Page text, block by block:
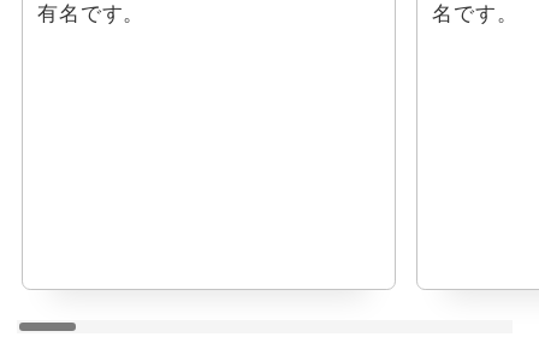
有名です。
名です。